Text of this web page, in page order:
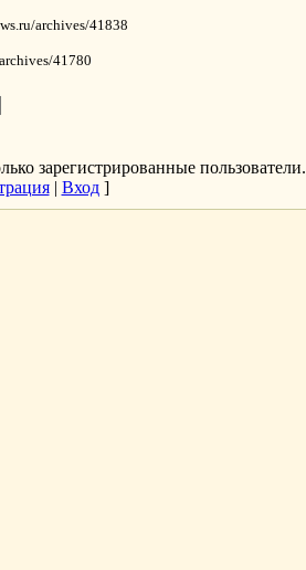
archives/41838
41780
зарегистрированные пользователи.
| Вход]